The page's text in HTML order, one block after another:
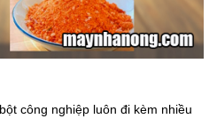
công nghiệp luôn đi kèm nhiều